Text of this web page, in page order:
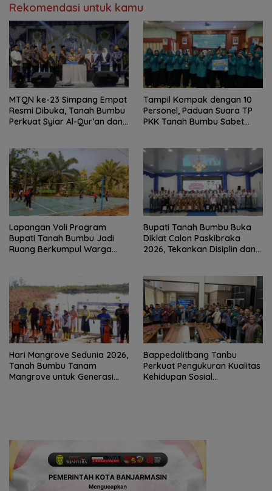
Rekomendasi untuk kamu
MTQN ke-23 Simpang Empat
Resmi Dibuka, Tanah Bumbu
Perkuat Syiar Al-Qur’an dan
Tampil Kompak dengan 10
Personel, Paduan Suara TP
PKK Tanah Bumbu Sabet
Lapangan Voli Program
Bupati Tanah Bumbu Jadi
Ruang Berkumpul Warga
Bupati Tanah Bumbu Buka
Diklat Calon Paskibraka
2026, Tekankan Disiplin dan
Hari Mangrove Sedunia 2026,
Tanah Bumbu Tanam
Mangrove untuk Generasi
Bappedalitbang Tanbu
Perkuat Pengukuran Kualitas
Kehidupan Sosial